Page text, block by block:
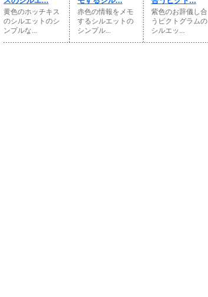
黄色のホッチキス
のシルエットのシ
ンプルな...
赤色の情報をメモ
するシルエットの
シンプル...
紫色のお辞儀し合
うピクトグラムの
シルエッ...